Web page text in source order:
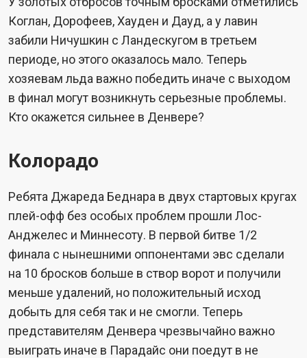
Коглан, Дорофеев, Хауден и Дауд, а у лавин
забили Ничушкин с Ландескугом в третьем
периоде, но этого оказалось мало. Теперь
хозяевам льда важно победить иначе с выходом
в финал могут возникнуть серьезные проблемы.
Кто окажется сильнее в Денвере?
Колорадо
Ребята Джареда Беднара в двух стартовых кругах
плей-офф без особых проблем прошли Лос-
Анджелес и Миннесоту. В первой битве 1/2
финала с нынешними оппонентами эвс сделали
на 10 бросков больше в створ ворот и получили
меньше удалений, но положительный исход
добыть для себя так и не смогли. Теперь
представителям Денвера чрезвычайно важно
выиграть иначе в Парадайс они поедут в не